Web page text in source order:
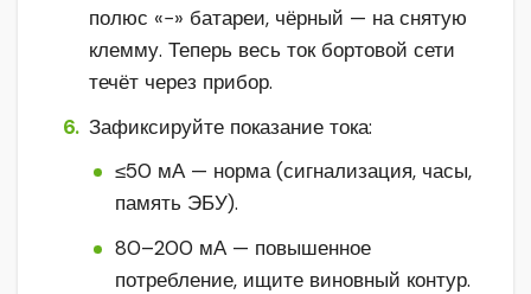
полюс «−» батареи, чёрный — на снятую
клемму. Теперь весь ток бортовой сети
течёт через прибор.
Зафиксируйте показание тока:
≤50 мА — норма (сигнализация, часы,
память ЭБУ).
80–200 мА — повышенное
потребление, ищите виновный контур.